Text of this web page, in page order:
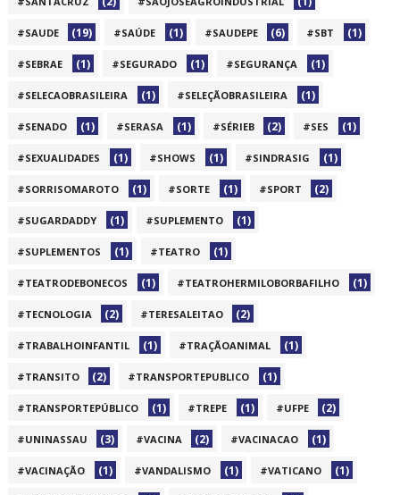
#SAUDE (19) #SAÚDE (1) #SAUDEPE (6) #SBT (1)
#SEBRAE (1) #SEGURADO (1) #SEGURANÇA (1)
#SELECAOBRASILEIRA (1) #SELEÇÃOBRASILEIRA (1)
#SENADO (1) #SERASA (1) #SÉRIEB (2) #SES (1)
#SEXUALIDADES (1) #SHOWS (1) #SINDRASIG (1)
#SORRISOMAROTO (1) #SORTE (1) #SPORT (2)
#SUGARDADDY (1) #SUPLEMENTO (1)
#SUPLEMENTOS (1) #TEATRO (1)
#TEATRODEBONECOS (1) #TEATROHERMILOBORBAFILHO (1)
#TECNOLOGIA (2) #TERESALEITAO (2)
#TRABALHOINFANTIL (1) #TRAÇÃOANIMAL (1)
#TRANSITO (2) #TRANSPORTEPUBLICO (1)
#TRANSPORTEPÚBLICO (1) #TREPE (1) #UFPE (2)
#UNINASSAU (3) #VACINA (2) #VACINACAO (1)
#VACINAÇÃO (1) #VANDALISMO (1) #VATICANO (1)